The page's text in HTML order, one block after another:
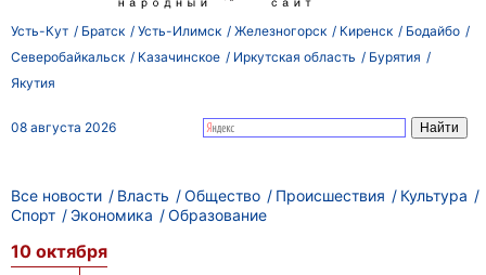
Усть-Кут Братск Усть-Илимск Железногорск Киренск
Бодайбо
Северобайкальск
Казачинское Иркутская область
Бурятия
Якутия
08 августа 2026
Все новости Власть Общество Происшествия
Культура
Спорт
Экономика Образование
10 октября